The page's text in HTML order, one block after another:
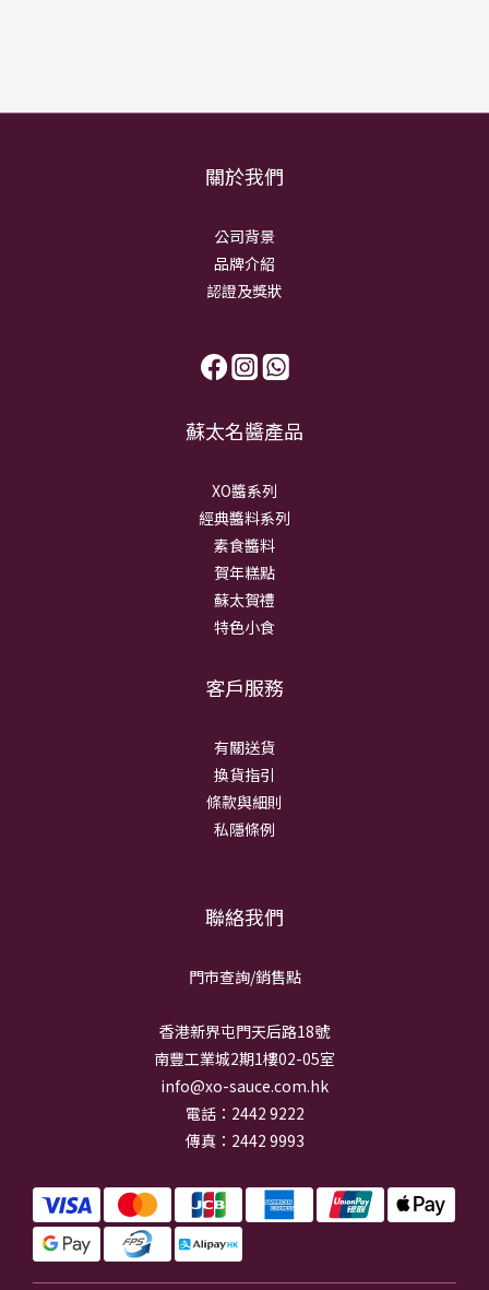
關於我們
公司背景
品牌介紹
認證及獎狀
蘇太名醬產品
XO醬系列
經典醬料系列
素食醬料
賀年糕點
蘇太賀禮
特色小食
客戶服務
有關送貨
換貨指引
條款與細則
私隱條例
聯絡我們
門市查詢/銷售點
香港新界屯門天后路18號
南豐工業城2期1樓02-05室
info@xo-sauce.com.hk
電話：2442 9222
傳真：2442 9993